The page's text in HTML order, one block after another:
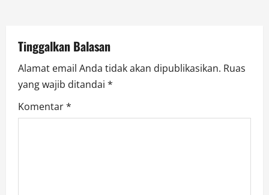
o
n
Tinggalkan Balasan
Alamat email Anda tidak akan dipublikasikan. Ruas
yang wajib ditandai *
Komentar*